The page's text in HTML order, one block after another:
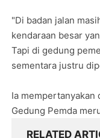
"Di badan jalan
kendaraan besar
Tapi di gedung
sementara justru
Ia
Gedung Pemda
RELATED